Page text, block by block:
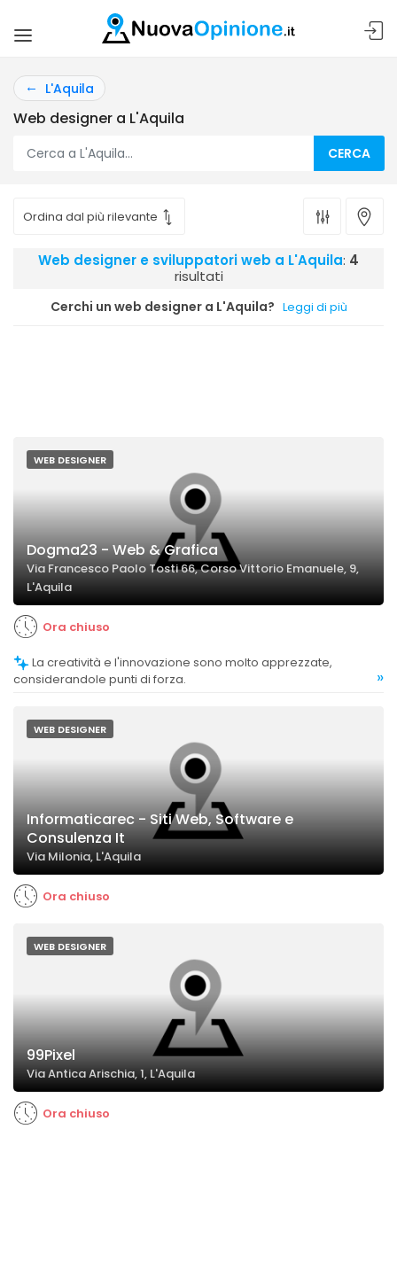
L'Aquila
Web designer a L'Aquila
CERCA
Web designer e sviluppatori web a L'Aquila: 4
risultati
Cerchi un web designer a L'Aquila? Leggi di più
WEB DESIGNER
Dogma23 - Web & Grafica
Via Francesco Paolo Tosti 66, Corso Vittorio Emanuele, 9,
L'Aquila
Ora chiuso
considerandole punti di forza.
»
WEB DESIGNER
Informaticarec - Siti Web, Software e
Consulenza It
Via Milonia, L'Aquila
Ora chiuso
WEB DESIGNER
99Pixel
Via Antica Arischia, 1, L'Aquila
Ora chiuso